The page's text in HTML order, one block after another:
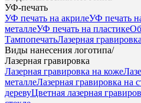
УФ-печать
УФ печать на акрилеУФ печать
металлеУФ печать на пластике
ТампопечатьЛазерная гравировка
Виды нанесения логотипа/
Лазерная гравировка
Лазерная гравировка на коже
металлеЛазерная гравировка на
деревуЦветная лазерная